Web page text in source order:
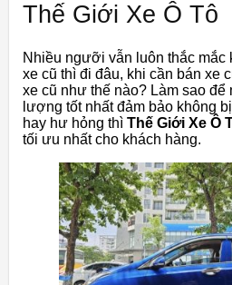
Thế Giới Xe Ô Tô
Nhiều ngưỡi vẫn luôn thắc mắc
xe cũ thì đi đâu, khi cần bán xe
xe cũ như thế nào? Làm sao
lượng tốt nhất đảm bảo không
hay hư hỏng thì Thế Giới Xe Ô
tối ưu nhất cho khách hàng.